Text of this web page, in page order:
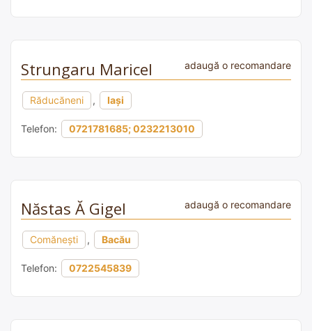
Strungaru Maricel adaugă o recomandare
Răducăneni , Iași
Telefon: 0721781685; 0232213010
Năstas Ă Gigel adaugă o recomandare
Comănești , Bacău
Telefon: 0722545839